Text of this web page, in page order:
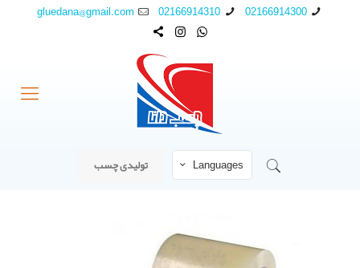
02166914300
02166914310
gluedana@gmail.com
Languages تولیدی چسب